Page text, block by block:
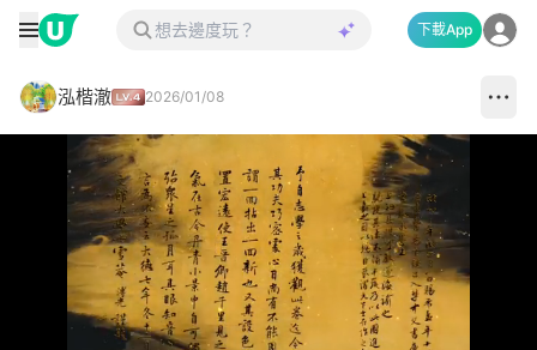
下載App
泓楷澈 2026/01/08